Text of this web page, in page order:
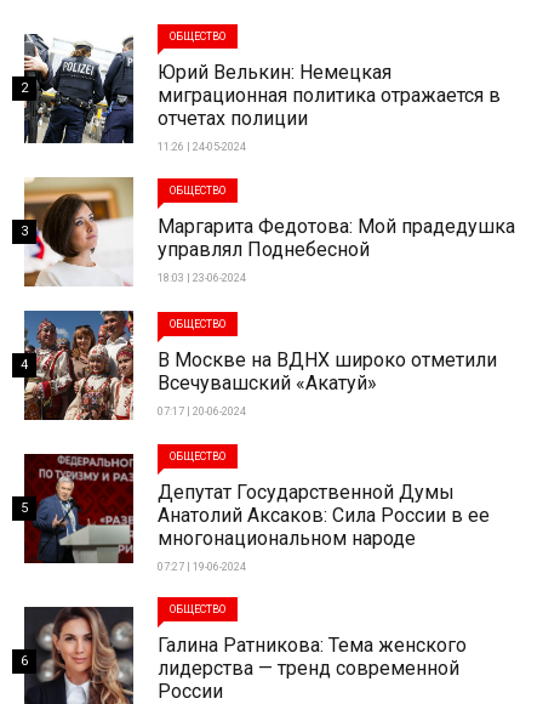
ОБЩЕСТВО
Юрий Велькин: Немецкая
миграционная политика отражается в
отчетах полиции
11:26 | 24-05-2024
2
ОБЩЕСТВО
Маргарита Федотова: Мой прадедушка
управлял Поднебесной
18:03 | 23-06-2024
3
ОБЩЕСТВО
В Москве на ВДНХ широко отметили
Всечувашский «Акатуй»
07:17 | 20-06-2024
4
ОБЩЕСТВО
Депутат Государственной Думы
Анатолий Аксаков: Сила России в ее
многонациональном народе
07:27 | 19-06-2024
5
ОБЩЕСТВО
Галина Ратникова: Тема женского
лидерства — тренд современной
России
6